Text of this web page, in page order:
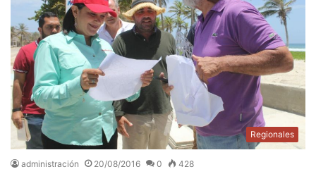
Regionales
administración 20/08/2016 0 428